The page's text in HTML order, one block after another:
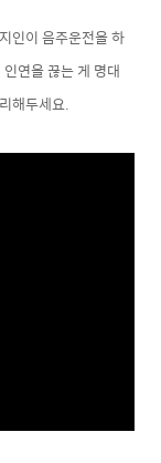
인이 음주운전을 하
연을 끊는 게 명대
해두세요.